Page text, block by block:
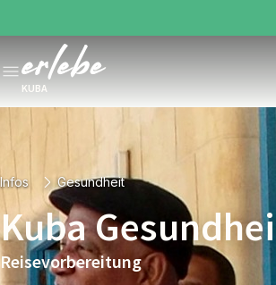
KUBA
Infos Gesundheit
Kuba
Reisevorbereitung